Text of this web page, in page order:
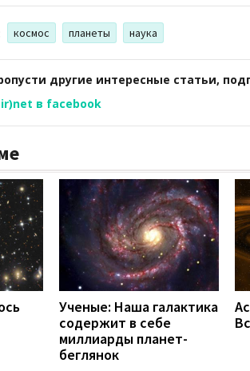
космос планеты наука
другие интересные статьи,
в facebook
Ученые: Наша галактика
содержит в себе
миллиарды планет-
беглянок